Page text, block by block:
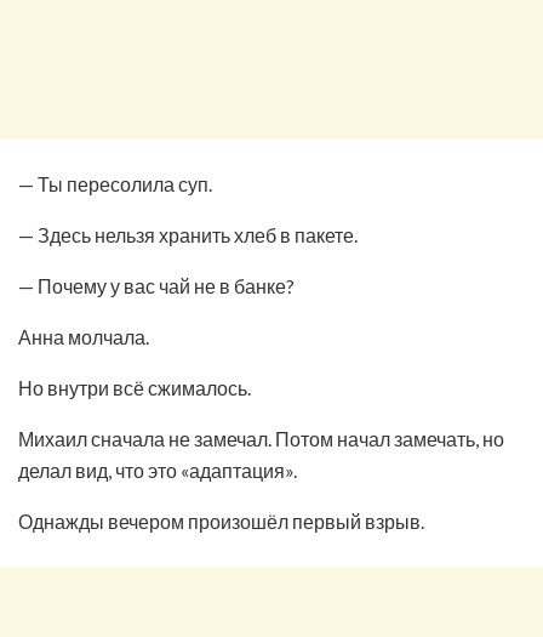
— Ты пересолила суп.
— Здесь нельзя хранить хлеб в пакете.
— Почему у вас чай не в банке?
Анна молчала.
Но внутри всё сжималось.
Михаил сначала не замечал. Потом начал замечать, но
делал вид, что это «адаптация».
Однажды вечером произошёл первый взрыв.